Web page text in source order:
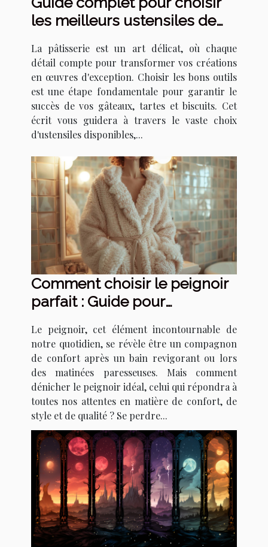
les meilleurs ustensiles de
La pâtisserie est un art délicat, où chaque
détail compte pour transformer vos créations
en œuvres d'exception. Choisir les bons outils
est une étape fondamentale pour garantir le
succès de vos gâteaux, tartes et biscuits. Cet
écrit vous guidera à travers le vaste choix
d'ustensiles disponibles,...
Comment choisir le peignoir
parfait : Guide pour
modèle en fonction de vos
besoins
Le peignoir, cet élément incontournable de
notre quotidien, se révèle être un compagnon
de confort après un bain revigorant ou lors
des matinées paresseuses. Mais comment
dénicher le peignoir idéal, celui qui répondra à
toutes nos attentes en matière de confort, de
style et de qualité ? Se perdre...